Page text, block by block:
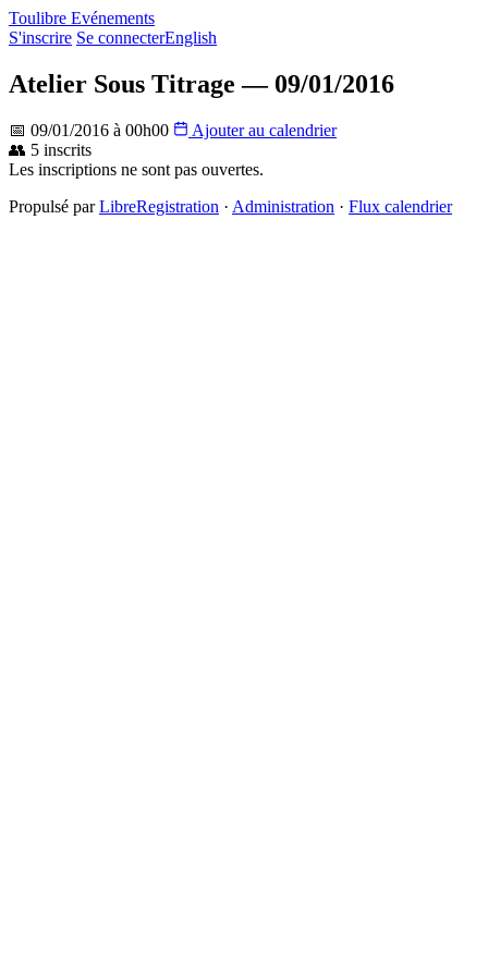
Toulibre Evénements
S'inscrire Se connecterEnglish
Atelier Sous Titrage — 09/01/2016
📅 09/01/2016 à 00h00
Ajouter au calendrier
👥 5 inscrits
Les inscriptions ne sont pas ouvertes.
Propulsé parLibreRegistration · Administration · Flux calendrier